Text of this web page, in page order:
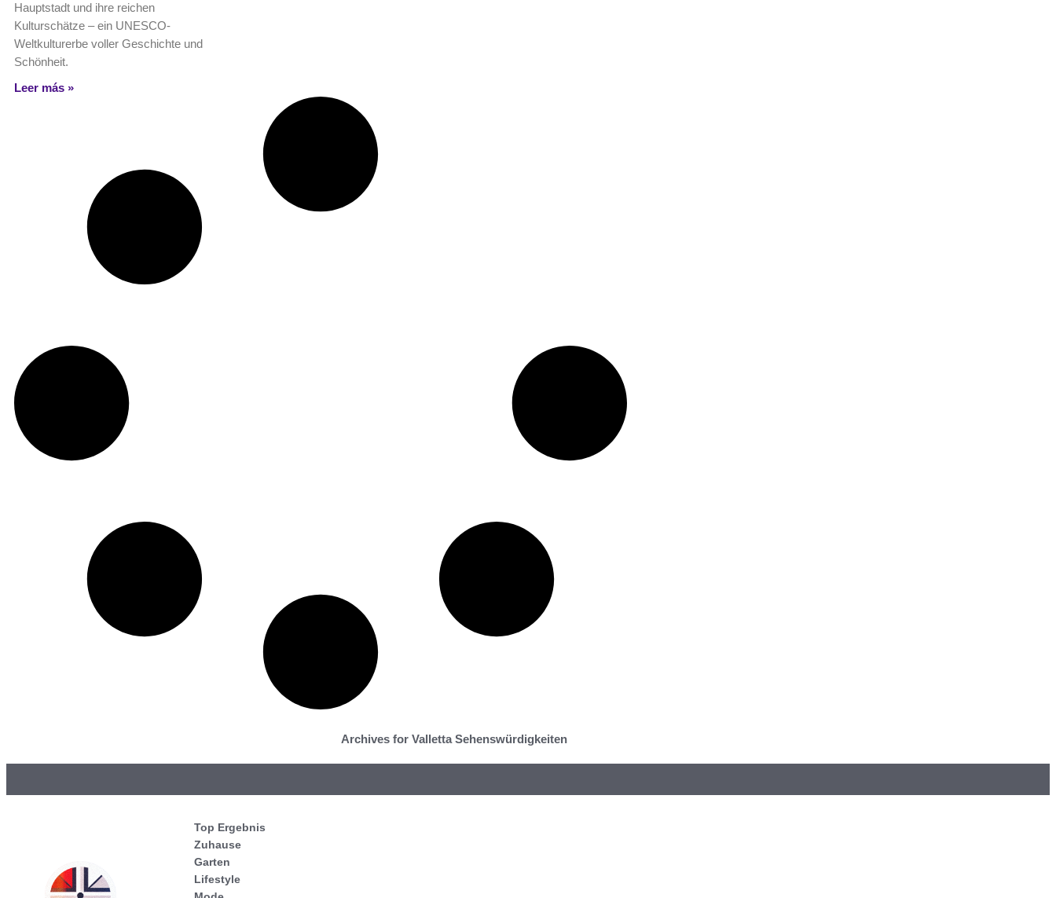
Hauptstadt und ihre reichen
Kulturschätze – ein UNESCO-
Weltkulturerbe voller Geschichte und
Schönheit.
Leer más »
Archives for Valletta Sehenswürdigkeiten
Top Ergebnis
Zuhause
Garten
Lifestyle